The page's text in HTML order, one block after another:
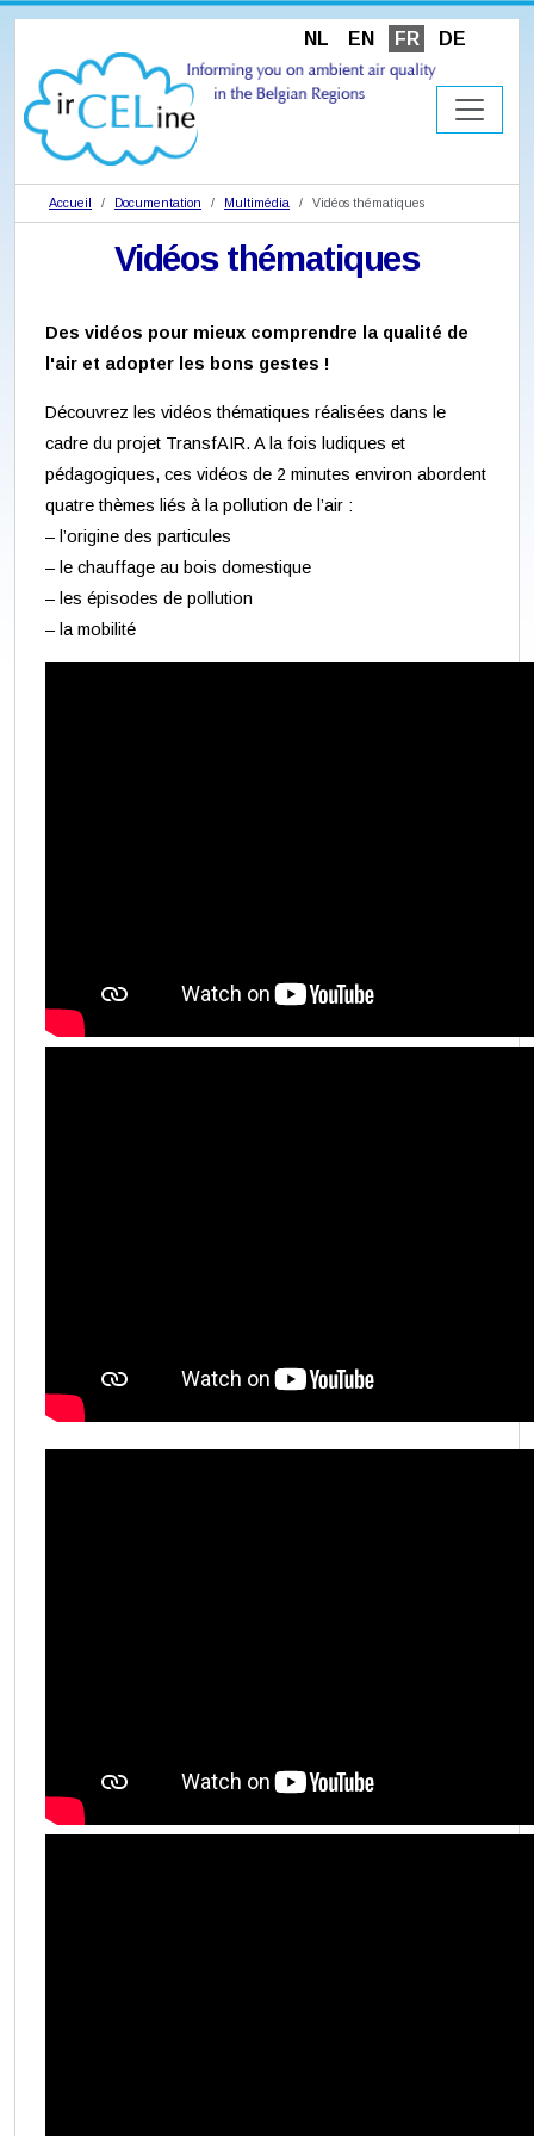
NL EN FR DE
Accueil Documentation Multimédia Vidéos thématiques
Vidéos thématiques
Des vidéos pour mieux comprendre la qualité de
l'air et adopter les bons gestes !
Découvrez les vidéos thématiques réalisées dans le
cadre du projet TransfAIR. A la fois ludiques et
pédagogiques, ces vidéos de 2 minutes environ abordent
quatre thèmes liés à la pollution de l’air :
– l’origine des particules
– le chauffage au bois domestique
– les épisodes de pollution
– la mobilité